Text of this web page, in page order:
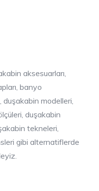
aksesuarları,
banyo
duşakabin modelleri,
duşakabin
tekneleri,
gibi alternatiflerde